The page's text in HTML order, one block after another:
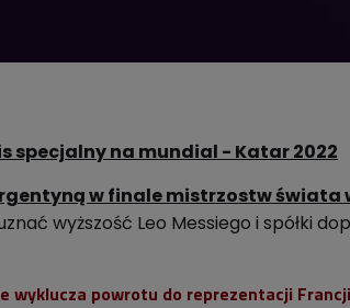
specjalny na mundial - Katar 2022
w finale mistrzostw świata
wyższość Leo Messiego i spółki
wyklucza powrotu do reprezentacji Francji